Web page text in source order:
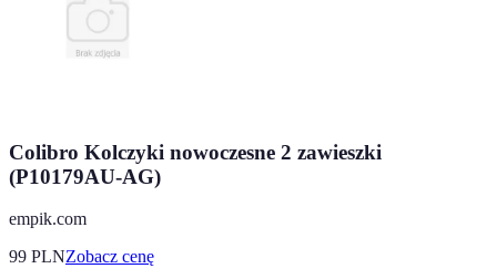
Colibro Kolczyki nowoczesne 2 zawieszki
(P10179AU-AG)
empik.com
99 PLNZobacz cenę